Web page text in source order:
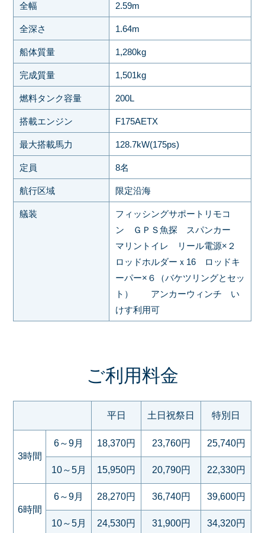
全幅 2.59m
全深さ 1.64m
船体質量 1,280kg
完成質量 1,501kg
燃料タンク容量 200L
搭載エンジン F175AETX
最大搭載馬力 128.7kW(175ps)
定員 8名
航行区域 限定沿海
艤装
フィッシングサポートリモコ
ン ＧＰＳ魚探 スパンカー
マリントイレ リール電源×２
ロッドホルダーｘ16 ロッドキ
ーパー×６（バケツリングとセッ
ト） アンカーウィンチ い
けす利用可
ご利用料金
平日 土日祝祭日 特別日
3時間
6～9月 18,370円 23,760円 25,740円
10～5月 15,950円 20,790円 22,330円
6時間
6～9月 28,270円 36,740円 39,600円
10～5月 24,530円 31,900円 34,320円